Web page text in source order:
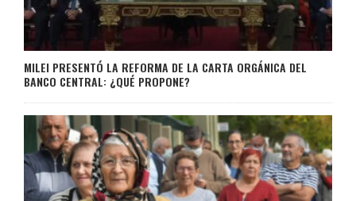
MILEI PRESENTÓ LA REFORMA DE LA CARTA ORGÁNICA DEL
BANCO CENTRAL: ¿QUÉ PROPONE?